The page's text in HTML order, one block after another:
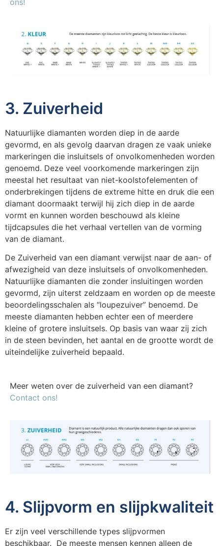
3. Zuiverheid
Natuurlijke diamanten worden diep in de aarde
gevormd, en als gevolg daarvan dragen ze vaak unieke
markeringen die insluitsels of onvolkomenheden worden
genoemd. Deze veel voorkomende markeringen zijn
meestal het resultaat van niet-koolstofelementen of
onderbrekingen tijdens de extreme hitte en druk die een
diamant doormaakt terwijl hij zich diep in de aarde
vormt en kunnen worden beschouwd als kleine
tijdcapsules die het verhaal vertellen van de vorming
van de diamant.
De Zuiverheid van een diamant verwijst naar de aan- of
afwezigheid van deze insluitsels of onvolkomenheden.
Natuurlijke diamanten die zonder insluitingen worden
gevormd, zijn uiterst zeldzaam en worden op de meeste
beoordelingsschalen als “loupezuiver” benoemd. De
meeste diamanten hebben echter een of meerdere
kleine of grotere insluitsels. Op basis van waar zij zich
in de steen bevinden, het aantal en de grootte wordt de
uiteindelijke zuiverheid bepaald.
Meer weten over de zuiverheid van een diamant?
Contact ons!
4. Slijpvorm en slijpkwaliteit
Er zijn veel verschillende types slijpvormen
beschikbaar. De meeste mensen kennen alleen de